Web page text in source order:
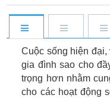
Cuộc sống hiện
gia đình sao cho
trọng hơn nhằm
cho các hoạt động